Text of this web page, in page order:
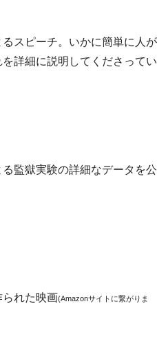
スピーチ。いかに簡単に人が
詳細に説明してくださってい
監獄実験の詳細なデータを公
られた映画(Amazonサイトに繋がりま